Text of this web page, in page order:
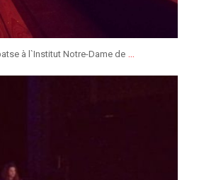
à l`Institut Notre-Dame de ...